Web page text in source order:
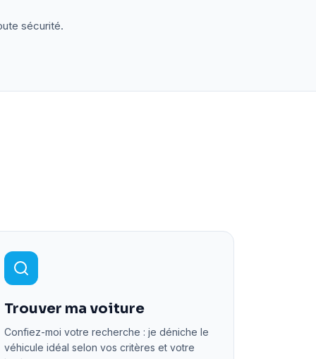
sécurité.
Trouver ma voiture
Confiez-moi votre recherche : je déniche le
véhicule idéal selon vos critères et votre